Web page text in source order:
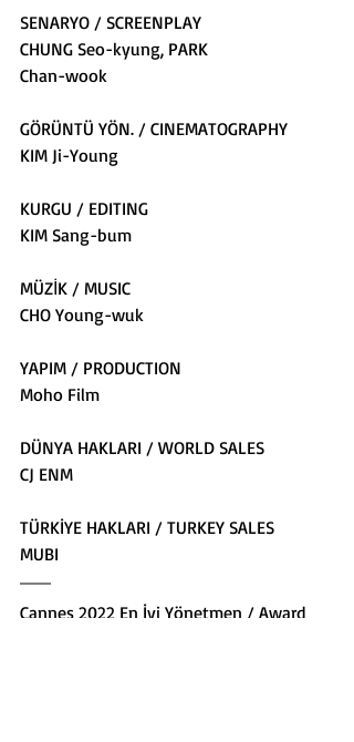
SENARYO / SCREENPLAY
CHUNG Seo-kyung, PARK
Chan-wook
GÖRÜNTÜ YÖN. / CINEMATOGRAPHY
KIM Ji-Young
KURGU / EDITING
KIM Sang-bum
MÜZİK / MUSIC
CHO Young-wuk
YAPIM / PRODUCTION
Moho Film
DÜNYA HAKLARI / WORLD SALES
CJ ENM
TÜRKİYE HAKLARI / TURKEY SALES
MUBI
Cannes 2022 En İyi Yönetmen / Award